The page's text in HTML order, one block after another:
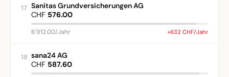
17 Sanitas Grundversicherungen AG
CHF 576.00
6'912.00/Jahr +632 CHF/Jahr
18 sana24 AG
CHF 587.60